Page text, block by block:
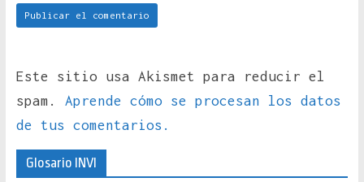
Este sitio usa Akismet para reducir el
spam. Aprende cómo se procesan los datos
de tus comentarios.
Glosario INVI